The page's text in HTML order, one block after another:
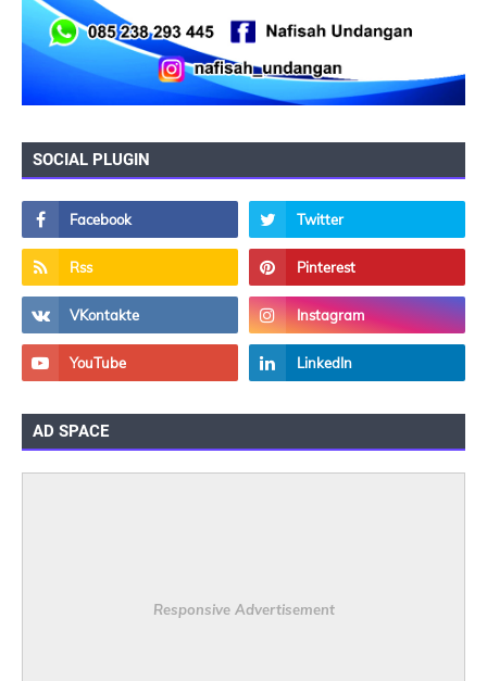
SOCIAL PLUGIN
AD SPACE
Responsive Advertisement